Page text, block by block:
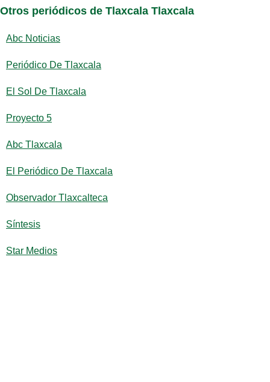
Otros periódicos de Tlaxcala Tlaxcala
Abc Noticias
Periódico De Tlaxcala
El Sol De Tlaxcala
Proyecto 5
Abc Tlaxcala
El Periódico De Tlaxcala
Observador Tlaxcalteca
Síntesis
Star Medios